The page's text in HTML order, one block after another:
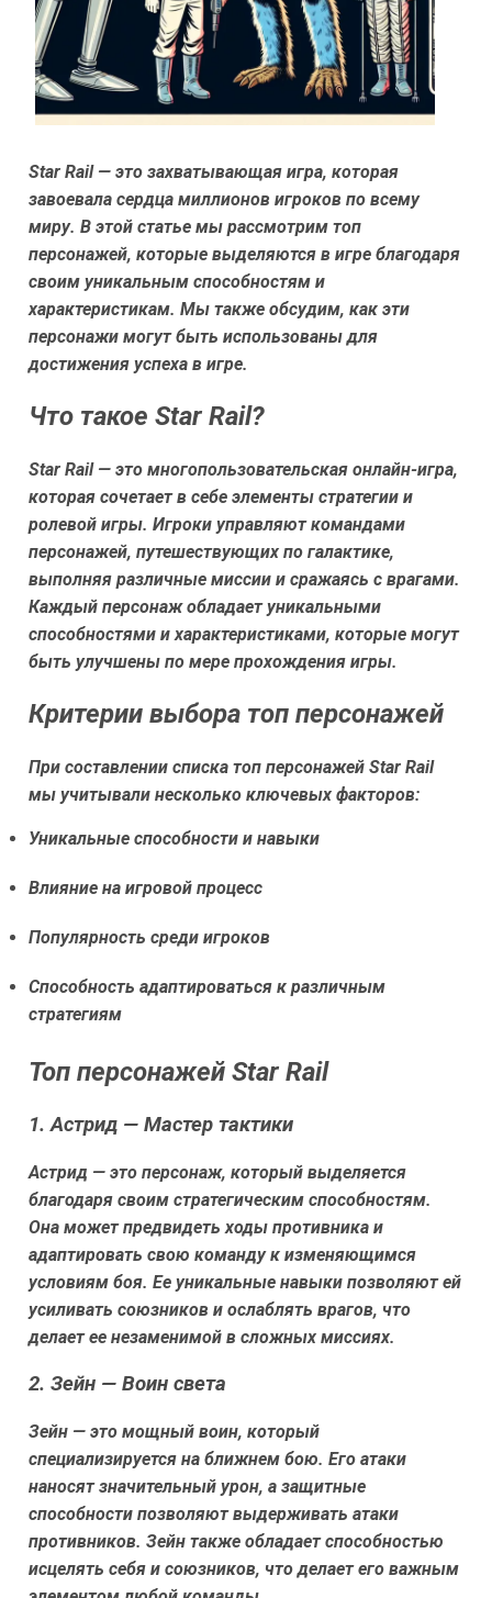
Star Rail — это захватывающая игра, которая
завоевала сердца миллионов игроков по всему
миру. В этой статье мы рассмотрим топ
персонажей, которые выделяются в игре благодаря
своим уникальным способностям и
характеристикам. Мы также обсудим, как эти
персонажи могут быть использованы для
достижения успеха в игре.
Что такое Star Rail?
Star Rail — это многопользовательская онлайн-игра,
которая сочетает в себе элементы стратегии и
ролевой игры. Игроки управляют командами
персонажей, путешествующих по галактике,
выполняя различные миссии и сражаясь с врагами.
Каждый персонаж обладает уникальными
способностями и характеристиками, которые могут
быть улучшены по мере прохождения игры.
Критерии выбора топ персонажей
При составлении списка топ персонажей Star Rail
мы учитывали несколько ключевых факторов:
Уникальные способности и навыки
Влияние на игровой процесс
Популярность среди игроков
Способность адаптироваться к различным
стратегиям
Топ персонажей Star Rail
1. Астрид — Мастер тактики
Астрид — это персонаж, который выделяется
благодаря своим стратегическим способностям.
Она может предвидеть ходы противника и
адаптировать свою команду к изменяющимся
условиям боя. Ее уникальные навыки позволяют ей
усиливать союзников и ослаблять врагов, что
делает ее незаменимой в сложных миссиях.
2. Зейн — Воин света
Зейн — это мощный воин, который
специализируется на ближнем бою. Его атаки
наносят значительный урон, а защитные
способности позволяют выдерживать атаки
противников. Зейн также обладает способностью
исцелять себя и союзников, что делает его важным